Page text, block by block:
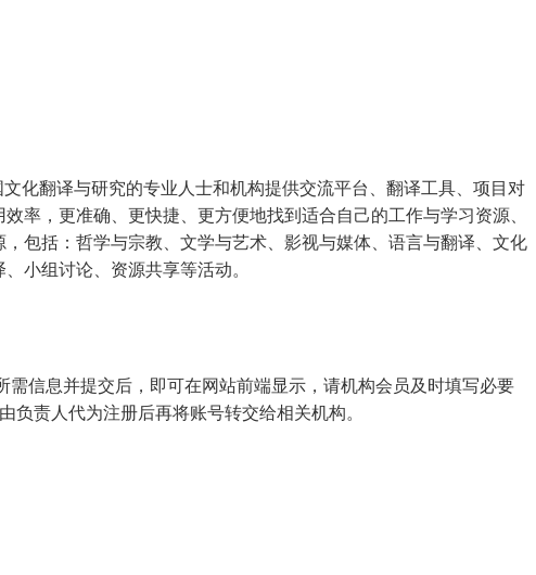
化翻译与研究的专业人士和机构提供交流平台、翻译工具、项目对
率，更准确、更快捷、更方便地找到适合自己的工作与学习资源、
包括：哲学与宗教、文学与艺术、影视与媒体、语言与翻译、文化
小组讨论、资源共享等活动。
需信息并提交后，即可在网站前端显示，请机构会员及时填写必要
负责人代为注册后再将账号转交给相关机构。